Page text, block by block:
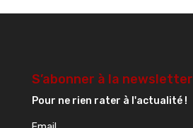
S’abonner à la newsletter
Pour ne rien rater à l'actualité !